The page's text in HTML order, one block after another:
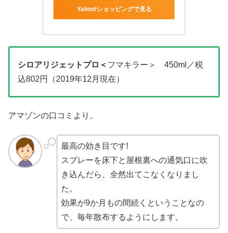
Yahoo!ショッピングで見る
シロアリジェットプロ＜ フマキラー＞ 450ml／税
込802円（2019年12月現在）
アマゾンの口コミより。
最高の効き目です!
スプレーを床下と屋根裏への通気口に吹
き込んだら、全然出てこなくなりまし
た。
効果が9か月もの間続くということなの
で、毎年散布するようにします。